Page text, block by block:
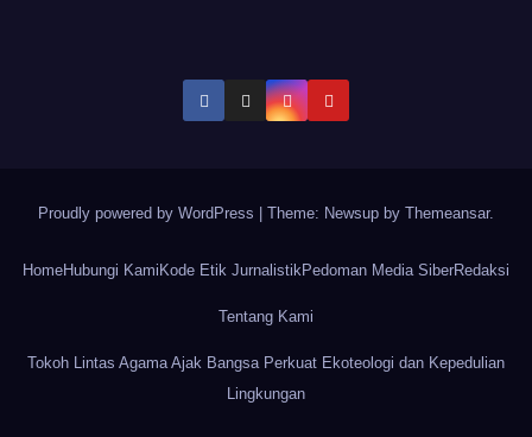
Proudly powered by WordPress | Theme: Newsup by Themeansar.
HomeHubungi Kami Kode Etik JurnalistikPedoman Media SiberRedaksi
Tentang Kami
Tokoh Lintas Agama Ajak Bangsa Perkuat Ekoteologi dan Kepedulian
Lingkungan